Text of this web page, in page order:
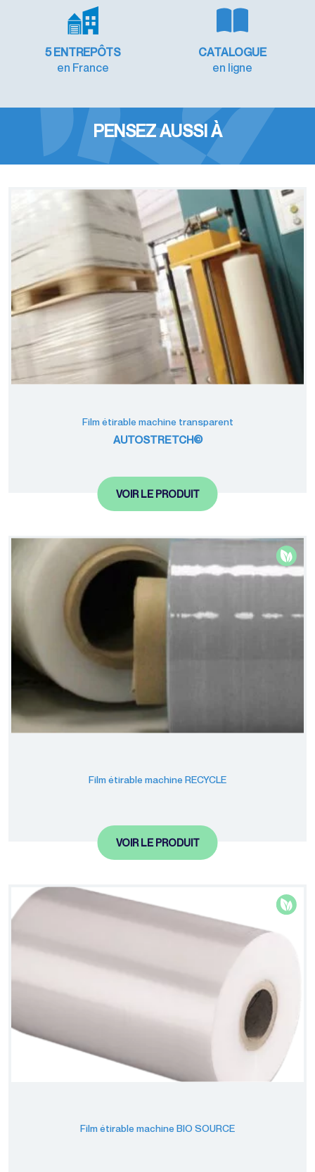
5 ENTREPÔTS
en France
CATALOGUE
en ligne
PENSEZ AUSSI À
Film étirable machine transparent
AUTOSTRETCH©
VOIR LE PRODUIT
Film étirable machine RECYCLE
VOIR LE PRODUIT
Film étirable machine BIO SOURCE